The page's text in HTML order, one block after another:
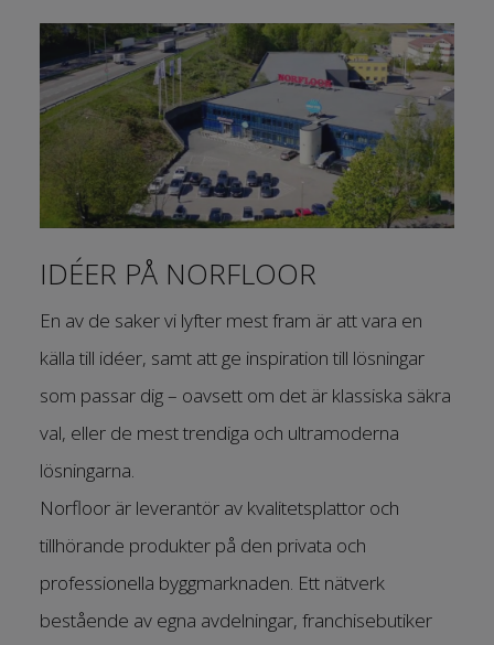
IDÉER PÅ NORFLOOR
En av de saker vi lyfter mest fram är att vara en
källa till idéer, samt att ge inspiration till lösningar
som passar dig – oavsett om det är klassiska säkra
val, eller de mest trendiga och ultramoderna
lösningarna.
Norfloor är leverantör av kvalitetsplattor och
tillhörande produkter på den privata och
professionella byggmarknaden. Ett nätverk
bestående av egna avdelningar, franchisebutiker